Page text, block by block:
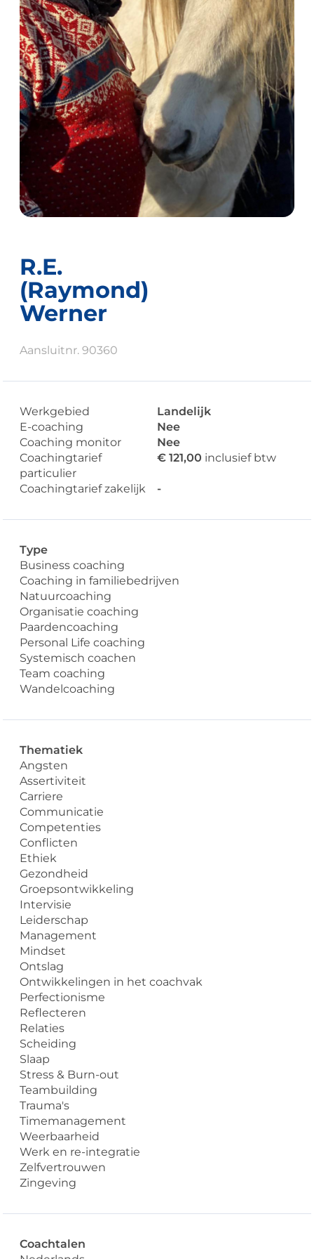
R.E.
(Raymond)
Werner
Aansluitnr. 90360
Werkgebied
Landelijk
E-coaching
Nee
Coaching monitor
Nee
Coachingtarief
particulier
€ 121,00 inclusief btw
Coachingtarief zakelijk -
Type
Business coaching
Coaching in familiebedrijven
Natuurcoaching
Organisatie coaching
Paardencoaching
Personal Life coaching
Systemisch coachen
Team coaching
Wandelcoaching
Thematiek
Angsten
Assertiviteit
Carriere
Communicatie
Competenties
Conflicten
Ethiek
Gezondheid
Groepsontwikkeling
Intervisie
Leiderschap
Management
Mindset
Ontslag
Ontwikkelingen in het coachvak
Perfectionisme
Reflecteren
Relaties
Scheiding
Slaap
Stress & Burn-out
Teambuilding
Trauma's
Timemanagement
Weerbaarheid
Werk en re-integratie
Zelfvertrouwen
Zingeving
Coachtalen